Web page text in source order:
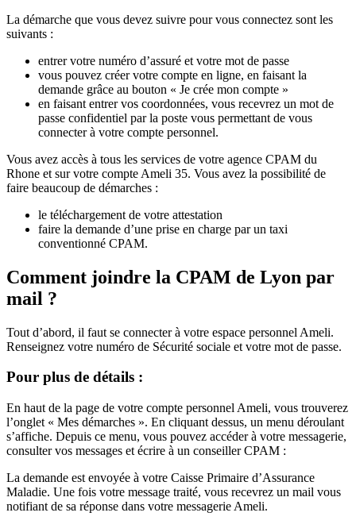
La démarche que vous devez suivre pour vous connectez sont les
suivants :
entrer votre numéro d’assuré et votre mot de passe
vous pouvez créer votre compte en ligne, en faisant la
demande grâce au bouton « Je crée mon compte »
en faisant entrer vos coordonnées, vous recevrez un mot de
passe confidentiel par la poste vous permettant de vous
connecter à votre compte personnel.
Vous avez accès à tous les services de votre agence CPAM du
Rhone et sur votre compte Ameli 35. Vous avez la possibilité de
faire beaucoup de démarches :
le téléchargement de votre attestation
faire la demande d’une prise en charge par un taxi
conventionné CPAM.
Comment joindre la CPAM de Lyon par
mail ?
Tout d’abord, il faut se connecter à votre espace personnel Ameli.
Renseignez votre numéro de Sécurité sociale et votre mot de passe.
Pour plus de détails :
En haut de la page de votre compte personnel Ameli, vous trouverez
l’onglet « Mes démarches ». En cliquant dessus, un menu déroulant
s’affiche. Depuis ce menu, vous pouvez accéder à votre messagerie,
consulter vos messages et écrire à un conseiller CPAM :
La demande est envoyée à votre Caisse Primaire d’Assurance
Maladie. Une fois votre message traité, vous recevrez un mail vous
notifiant de sa réponse dans votre messagerie Ameli.